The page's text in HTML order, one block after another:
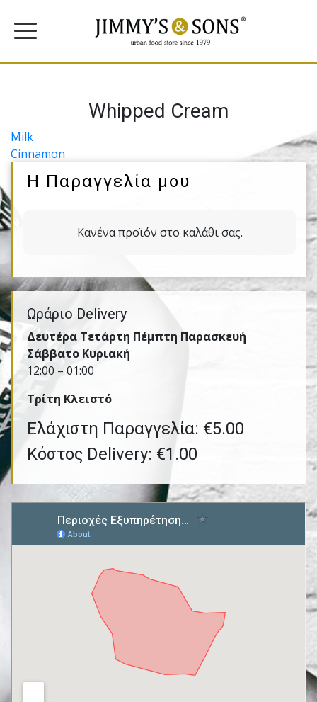
Whipped Cream
Πλοήγηση
άρθρων
Milk
Cinnamon
Η Παραγγελία μου
Κανένα προϊόν στο καλάθι σας.
Ωράριο Delivery
Δευτέρα Τετάρτη Πέμπτη Παρασκευή
Σάββατο Κυριακή
12:00 – 01:00
Τρίτη Kλειστό
Ελάχιστη Παραγγελία: €5.00
Κόστος Delivery: €1.00